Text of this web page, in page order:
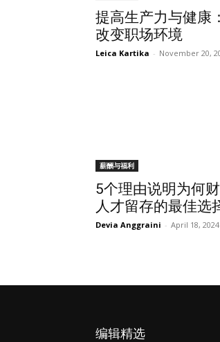
提高生产力与健康
改变职场环境
Leica Kartika - November 20,
薪酬与福利
5个理由说明为何
人才留存的最佳选
Devia Anggraini - April 18, 2024
编辑精选